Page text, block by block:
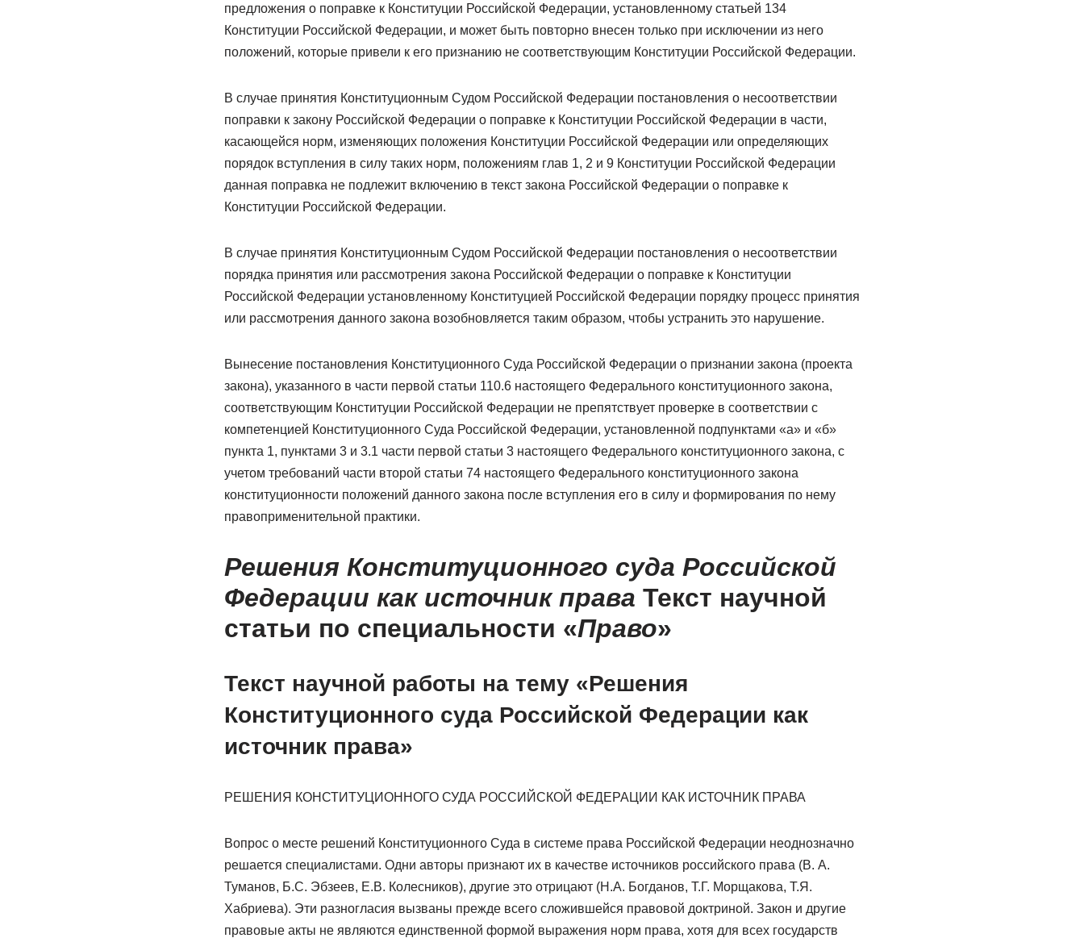
предложения о поправке к Конституции Российской Федерации, установленному статьей 134
Конституции Российской Федерации, и может быть повторно внесен только при исключении из него
положений, которые привели к его признанию не соответствующим Конституции Российской Федерации.
В случае принятия Конституционным Судом Российской Федерации постановления о несоответствии
поправки к закону Российской Федерации о поправке к Конституции Российской Федерации в части,
касающейся норм, изменяющих положения Конституции Российской Федерации или определяющих
порядок вступления в силу таких норм, положениям глав 1, 2 и 9 Конституции Российской Федерации
данная поправка не подлежит включению в текст закона Российской Федерации о поправке к
Конституции Российской Федерации.
В случае принятия Конституционным Судом Российской Федерации постановления о несоответствии
порядка принятия или рассмотрения закона Российской Федерации о поправке к Конституции
Российской Федерации установленному Конституцией Российской Федерации порядку процесс принятия
или рассмотрения данного закона возобновляется таким образом, чтобы устранить это нарушение.
Вынесение постановления Конституционного Суда Российской Федерации о признании закона (проекта
закона), указанного в части первой статьи 110.6 настоящего Федерального конституционного закона,
соответствующим Конституции Российской Федерации не препятствует проверке в соответствии с
компетенцией Конституционного Суда Российской Федерации, установленной подпунктами «а» и «б»
пункта 1, пунктами 3 и 3.1 части первой статьи 3 настоящего Федерального конституционного закона, с
учетом требований части второй статьи 74 настоящего Федерального конституционного закона
конституционности положений данного закона после вступления его в силу и формирования по нему
правоприменительной практики.
Решения Конституционного суда Российской
Федерации как источник права Текст научной
статьи по специальности «Право»
Текст научной работы на тему «Решения
Конституционного суда Российской Федерации как
источник права»
РЕШЕНИЯ КОНСТИТУЦИОННОГО СУДА РОССИЙСКОЙ ФЕДЕРАЦИИ КАК ИСТОЧНИК ПРАВА
Вопрос о месте решений Конституционного Суда в системе права Российской Федерации неоднозначно
решается специалистами. Одни авторы признают их в качестве источников российского права (В. А.
Туманов, Б.С. Эбзеев, Е.В. Колесников), другие это отрицают (Н.А. Богданов, Т.Г. Морщакова, Т.Я.
Хабриева). Эти разногласия вызваны прежде всего сложившейся правовой доктриной. Закон и другие
правовые акты не являются единственной формой выражения норм права, хотя для всех государств